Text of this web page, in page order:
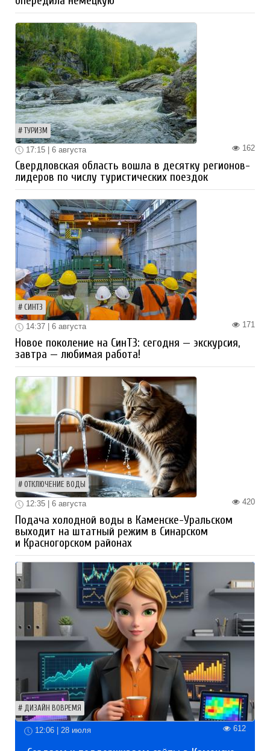
ТУРИЗМ
162
17:15 | 6 августа
Свердловская область вошла в десятку регионов-
лидеров по числу туристических поездок
СИНТЗ
171
14:37 | 6 августа
Новое поколение на СинТЗ: сегодня — экскурсия,
завтра — любимая работа!
ОТКЛЮЧЕНИЕ ВОДЫ
420
12:35 | 6 августа
Подача холодной воды в Каменске-Уральском
выходит на штатный режим в Синарском
и Красногорском районах
ДИЗАЙН ВОВРЕМЯ
12:06 | 28 июля 612